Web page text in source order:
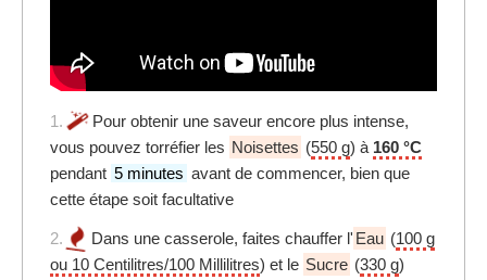
1.
Pour obtenir une saveur encore plus intense,
vous pouvez torréfier les Noisettes (550 g) à 160 °C
pendant 5 minutes avant de commencer, bien que
cette étape soit facultative
2. Dans une casserole, faites chauffer l' Eau (100 g
ou 10 Centilitres/100 Millilitres) et le Sucre (330 g)